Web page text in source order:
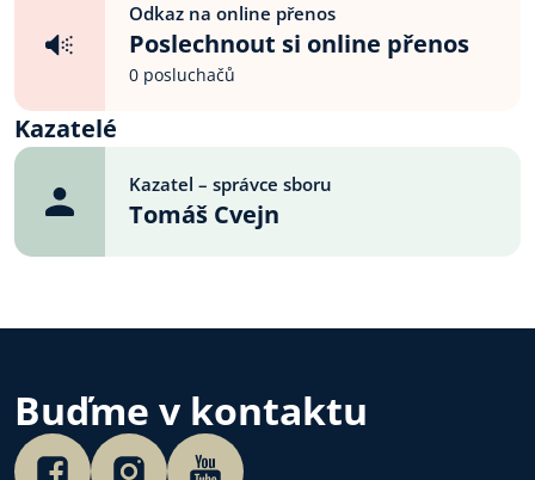
Odkaz na online přenos
Poslechnout si online přenos
0 posluchačů
Kazatelé
Kazatel – správce sboru
Tomáš Cvejn
Buďme v kontaktu